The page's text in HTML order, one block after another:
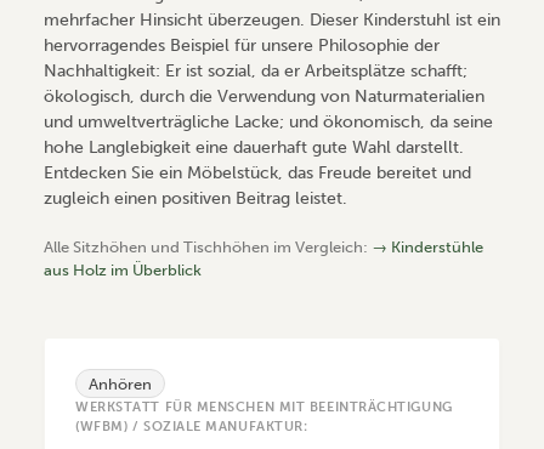
mehrfacher Hinsicht überzeugen. Dieser Kinderstuhl ist ein
hervorragendes Beispiel für unsere Philosophie der
Nachhaltigkeit: Er ist sozial, da er Arbeitsplätze schafft;
ökologisch, durch die Verwendung von Naturmaterialien
und umweltverträgliche Lacke; und ökonomisch, da seine
hohe Langlebigkeit eine dauerhaft gute Wahl darstellt.
Entdecken Sie ein Möbelstück, das Freude bereitet und
zugleich einen positiven Beitrag leistet.
Alle Sitzhöhen und Tischhöhen im Vergleich: → Kinderstühle
aus Holz im Überblick
Anhören
WERKSTATT FÜR MENSCHEN MIT BEEINTRÄCHTIGUNG
(WFBM) / SOZIALE MANUFAKTUR: